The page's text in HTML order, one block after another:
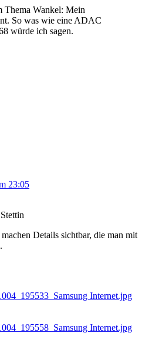
Thema Wankel: Mein
So was wie eine ADAC
würde ich sagen.
23:05
Details sichtbar, die man mit
Internet.jpg
Internet.jpg